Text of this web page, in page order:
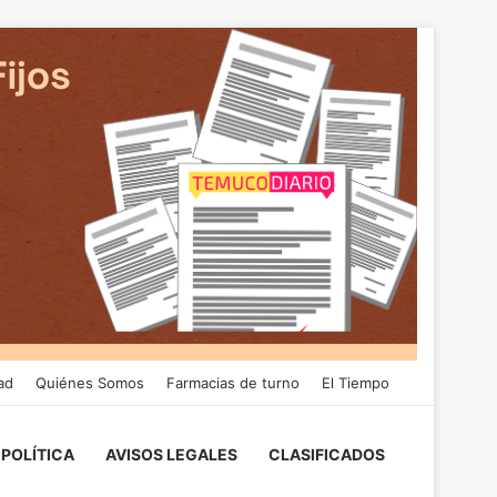
Quiénes Somos Farmacias de turno El Tiempo
POLÍTICA AVISOS LEGALES CLASIFICADOS